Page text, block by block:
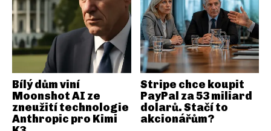
Bílý dům viní
Moonshot AI ze
zneužití technologie
Anthropic pro Kimi
Stripe chce koupit
PayPal za 53 miliard
dolarů. Stačí to
akcionářům?